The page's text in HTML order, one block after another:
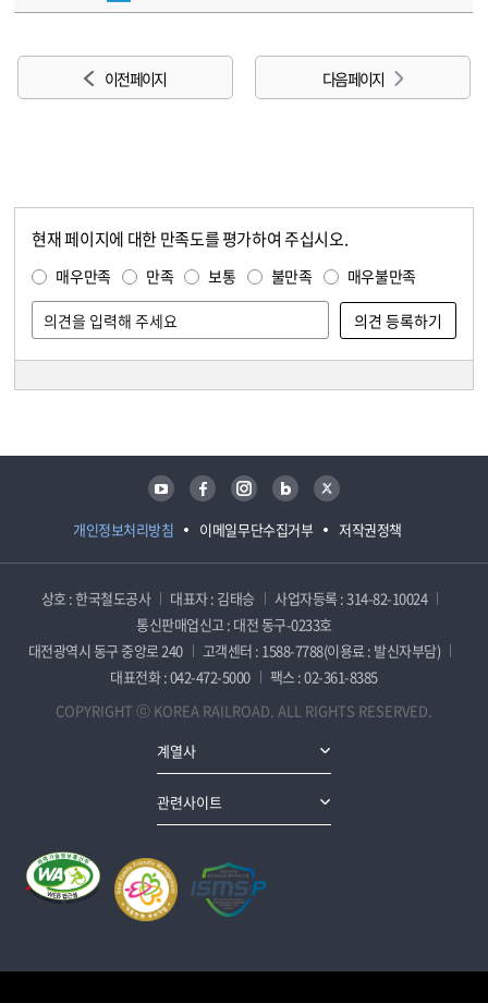
이전 페이지 다음 페이지
현재 페이지에 대한 만족도를 평가하여 주십시오.
매우만족 만족 보통 불만족 매우불만족
개인정보처리방침 이메일무단수집거부 저작권정책
유튜브 페이스북 인스타그램 블로그 트위터
상호 : 한국철도공사 대표자 : 김태승
사업자등록 : 314-82-10024
통신판매업신고 : 대전 동구-0233호
대전광역시 동구 중앙로 240
고객센터 : 1588-7788(이용료 : 발신자부담)
대표전화 : 042-472-5000
팩스 : 02-361-8385
COPYRIGHT ⓒ KOREA RAILROAD. ALL RIGHTS RESERVED.
계열사
관련사이트